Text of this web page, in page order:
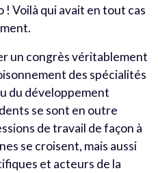
Voilà qui avait en tout cas
un congrès véritablement
des spécialités
du développement
se sont en outre
de travail de façon à
se croisent, mais aussi
et acteurs de la